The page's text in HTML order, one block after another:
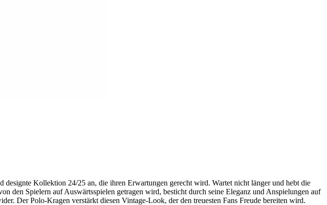
designte Kollektion 24/25 an, die ihren Erwartungen gerecht wird. Wartet nicht länger und hebt die
Spielern auf Auswärtsspielen getragen wird, besticht durch seine Eleganz und Anspielungen auf
Der Polo-Kragen verstärkt diesen Vintage-Look, der den treuesten Fans Freude bereiten wird.